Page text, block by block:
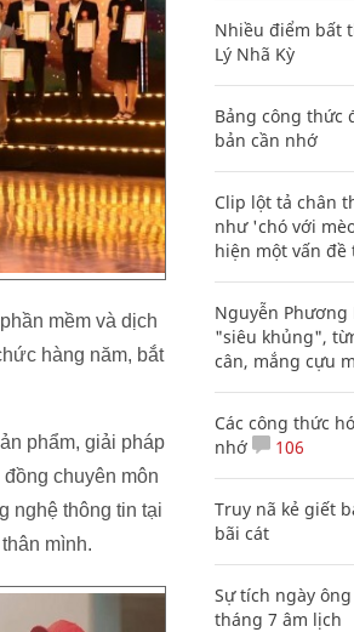
mềm và dịch
hàng năm, bắt
phẩm, giải pháp
chuyên môn
nghệ thông tin tại
mình.
Nhiều điểm bất
Lý Nhã Kỳ
Bảng công thức
bản cần nhớ
Clip lột tả chân
như 'chó với
hiện một vấn đề
Nguyễn
"siêu khủng",
cân, mắng cựu
Các công thức
nhớ
106
Truy nã kẻ giết
bãi cát
Sự tích ngày
tháng 7 âm lịch